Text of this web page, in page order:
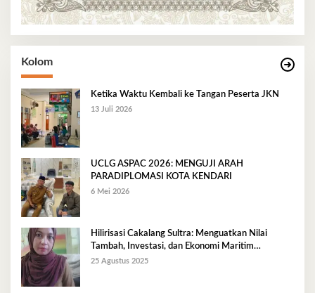
Kolom
Ketika Waktu Kembali ke Tangan Peserta JKN
13 Juli 2026
UCLG ASPAC 2026: MENGUJI ARAH
PARADIPLOMASI KOTA KENDARI
6 Mei 2026
Hilirisasi Cakalang Sultra: Menguatkan Nilai
Tambah, Investasi, dan Ekonomi Maritim
Berkelanjutan
25 Agustus 2025